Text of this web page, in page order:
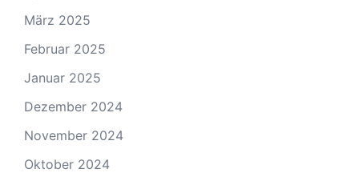
März 2025
Februar 2025
Januar 2025
Dezember 2024
November 2024
Oktober 2024